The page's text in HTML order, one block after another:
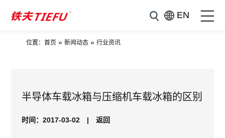
EN
位置：首页 »新闻动态 »行业资讯
半导体车载冰箱与压缩机车载冰箱的区别
时间：2017-03-02| 返回